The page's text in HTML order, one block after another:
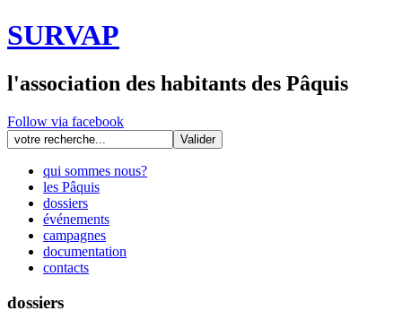
SURVAP
l'association des habitants des Pâquis
Follow via facebook
qui sommes nous?
les Pâquis
dossiers
événements
campagnes
documentation
contacts
dossiers